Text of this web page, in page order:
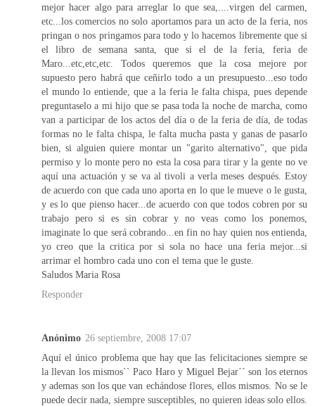
mejor hacer algo para arreglar lo que sea,....virgen del carmen,
etc...los comercios no solo aportamos para un acto de la feria, nos
pringan o nos pringamos para todo y lo hacemos libremente que si
el libro de semana santa, que si el de la feria, feria de
Maro...etc,etc,etc. Todos queremos que la cosa mejore por
supuesto pero habrá que ceñirlo todo a un presupuesto...eso todo
el mundo lo entiende, que a la feria le falta chispa, pues depende
preguntaselo a mi hijo que se pasa toda la noche de marcha, como
van a participar de los actos del día o de la feria de día, de todas
formas no le falta chispa, le falta mucha pasta y ganas de pasarlo
bien, si alguien quiere montar un "garito alternativo", que pida
permiso y lo monte pero no esta la cosa para tirar y la gente no ve
aquí una actuación y se va al tivoli a verla meses después. Estoy
de acuerdo con que cada uno aporta en lo que le mueve o le gusta,
y es lo que pienso hacer...de acuerdo con que todos cobren por su
trabajo pero si es sin cobrar y no veas como los ponemos,
imaginate lo que será cobrando...en fin no hay quien nos entienda,
yo creo que la critica por si sola no hace una feria mejor...si
arrimar el hombro cada uno con el tema que le guste.
Saludos Maria Rosa
Responder
Anónimo 26 septiembre, 2008 17:07
Aquí el único problema que hay que las felicitaciones siempre se
la llevan los mismos`` Paco Haro y Miguel Bejar´´ son los eternos
y ademas son los que van echándose flores, ellos mismos. No se le
puede decir nada, siempre susceptibles, no quieren ideas solo ellos.